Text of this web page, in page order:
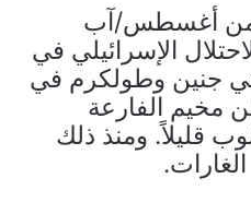
من أغسطس/آب
الإسرائيلي في
جنين وطولكرم في
مخيم الفارعة
قليلاً. ومنذ ذلك